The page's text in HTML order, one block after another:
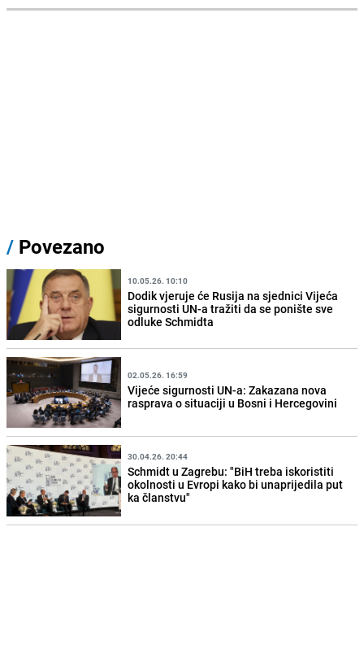
/ Povezano
10.05.26. 10:10
Dodik vjeruje će Rusija na sjednici Vijeća
sigurnosti UN-a tražiti da se ponište sve
odluke Schmidta
02.05.26. 16:59
Vijeće sigurnosti UN-a: Zakazana nova
rasprava o situaciji u Bosni i Hercegovini
30.04.26. 20:44
Schmidt u Zagrebu: "BiH treba iskoristiti
okolnosti u Evropi kako bi unaprijedila put
ka članstvu"